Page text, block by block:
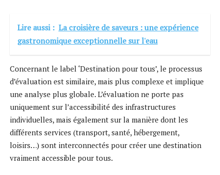
Lire aussi : La croisière de saveurs : une expérience
gastronomique exceptionnelle sur l'eau
Concernant le label ‘Destination pour tous’, le processus
d’évaluation est similaire, mais plus complexe et implique
une analyse plus globale. L’évaluation ne porte pas
uniquement sur l’accessibilité des infrastructures
individuelles, mais également sur la manière dont les
différents services (transport, santé, hébergement,
loisirs…) sont interconnectés pour créer une destination
vraiment accessible pour tous.